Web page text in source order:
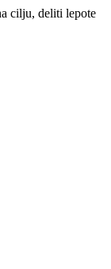
cilju, deliti lepote